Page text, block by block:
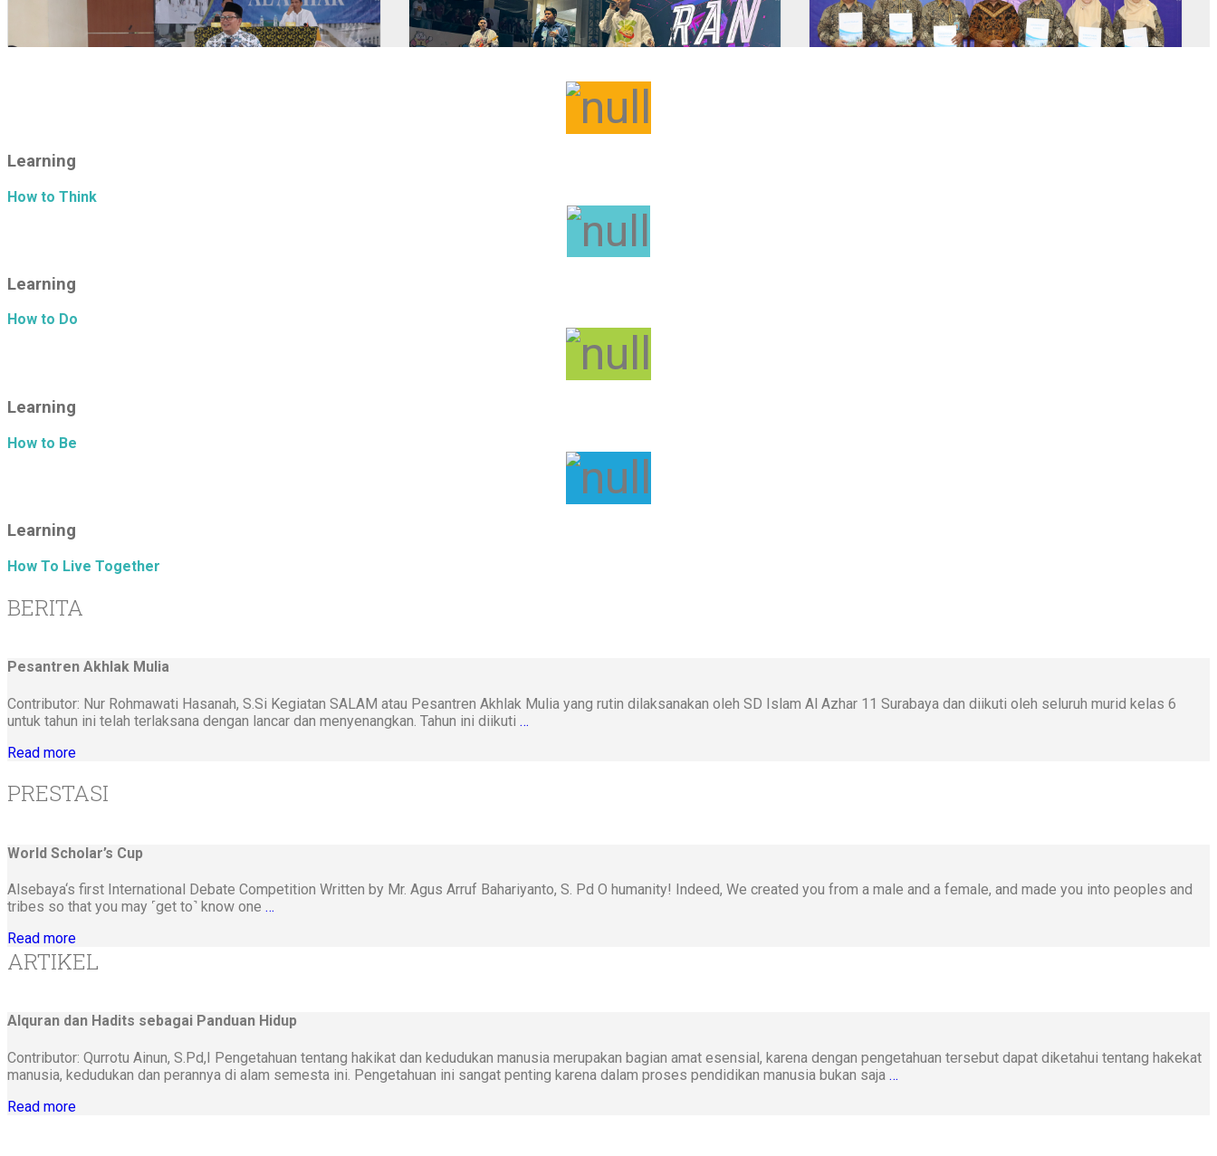
Learning
How to Think
Learning
How to Do
Learning
How to Be
Learning
How To Live Together
BERITA
Pesantren Akhlak Mulia
Contributor: Nur Rohmawati Hasanah, S.Si Kegiatan SALAM atau Pesantren Akhlak Mulia yang rutin dilaksanakan oleh SD Islam Al Azhar 11 Surabaya dan diikuti oleh seluruh murid kelas 6
untuk tahun ini telah terlaksana dengan lancar dan menyenangkan. Tahun ini diikuti …
Read more
PRESTASI
World Scholar’s Cup
Alsebaya‘s first International Debate Competition Written by Mr. Agus Arruf Bahariyanto, S. Pd O humanity! Indeed, We created you from a male and a female, and made you into peoples and
tribes so that you may ˹get to˺ know one …
Read more
ARTIKEL
Alquran dan Hadits sebagai Panduan Hidup
Contributor: Qurrotu Ainun, S.Pd,I Pengetahuan tentang hakikat dan kedudukan manusia merupakan bagian amat esensial, karena dengan pengetahuan tersebut dapat diketahui tentang hakekat
manusia, kedudukan dan perannya di alam semesta ini. Pengetahuan ini sangat penting karena dalam proses pendidikan manusia bukan saja …
Read more